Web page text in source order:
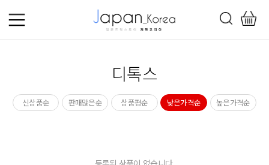
디톡스
신상품순 판매많은순 상품평순 낮은가격순 높은가격순